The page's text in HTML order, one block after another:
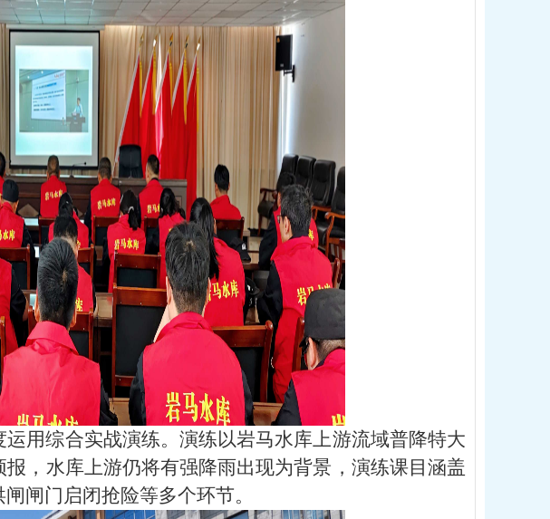
用综合实战演练。演练以岩马水库上游流域普降特大
，水库上游仍将有强降雨出现为背景，演练课目涵盖
闸门启闭抢险等多个环节。